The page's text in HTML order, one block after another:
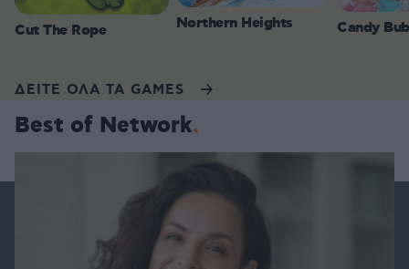
Cut The Rope Northern Heights Candy
ΔΕΙΤΕ ΟΛΑ ΤΑ GAMES
Best of Network